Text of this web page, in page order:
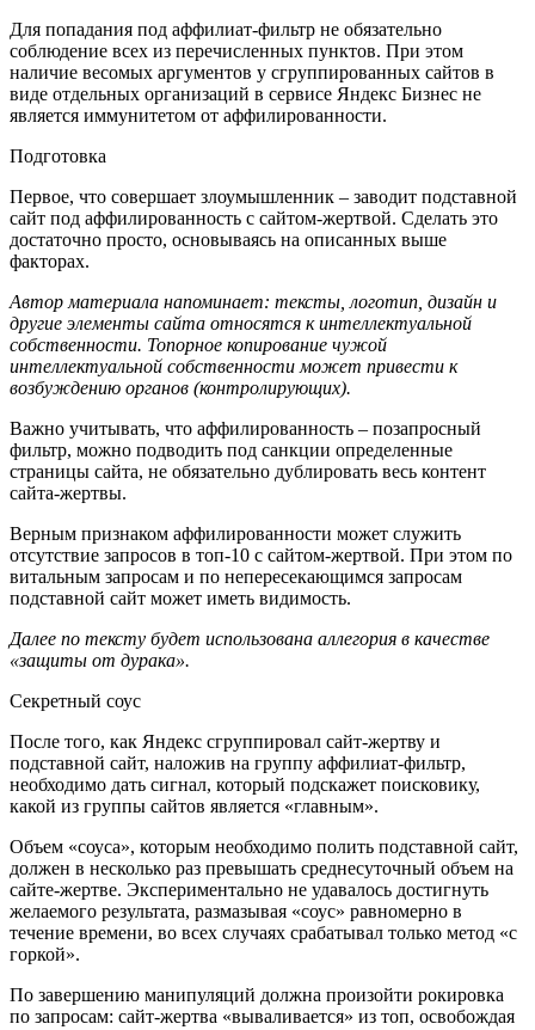
Для попадания под аффилиат-фильтр не обязательно
соблюдение всех из перечисленных пунктов. При этом
наличие весомых аргументов у сгруппированных сайтов в
виде отдельных организаций в сервисе Яндекс Бизнес не
является иммунитетом от аффилированности.
Подготовка
Первое, что совершает злоумышленник – заводит подставной
сайт под аффилированность с сайтом-жертвой. Сделать это
достаточно просто, основываясь на описанных выше
факторах.
Автор материала напоминает: тексты, логотип, дизайн и
другие элементы сайта относятся к интеллектуальной
собственности. Топорное копирование чужой
интеллектуальной собственности может привести к
возбуждению органов (контролирующих).
Важно учитывать, что аффилированность – позапросный
фильтр, можно подводить под санкции определенные
страницы сайта, не обязательно дублировать весь контент
сайта-жертвы.
Верным признаком аффилированности может служить
отсутствие запросов в топ-10 с сайтом-жертвой. При этом по
витальным запросам и по непересекающимся запросам
подставной сайт может иметь видимость.
Далее по тексту будет использована аллегория в качестве
«защиты от дурака».
Секретный соус
После того, как Яндекс сгруппировал сайт-жертву и
подставной сайт, наложив на группу аффилиат-фильтр,
необходимо дать сигнал, который подскажет поисковику,
какой из группы сайтов является «главным».
Объем «соуса», которым необходимо полить подставной сайт,
должен в несколько раз превышать среднесуточный объем на
сайте-жертве. Экспериментально не удавалось достигнуть
желаемого результата, размазывая «соус» равномерно в
течение времени, во всех случаях срабатывал только метод «с
горкой».
По завершению манипуляций должна произойти рокировка
по запросам: сайт-жертва «вываливается» из топ, освобождая